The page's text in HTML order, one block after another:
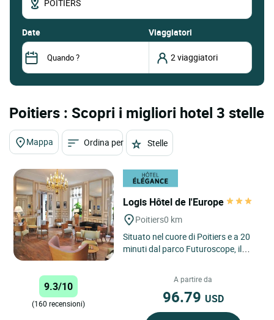
date Viaggiatori
Poitiers : Scopri i migliori hotel 3 stelle
Mappa Ordina per Stelle
Logis Hôtel de l'Europe
Poitiers0 km
Situato nel cuore di Poitiers e a 20
minuti dal parco Futuroscope, il
9.3/10
(160 recensioni)
A partire da
96.79 USD